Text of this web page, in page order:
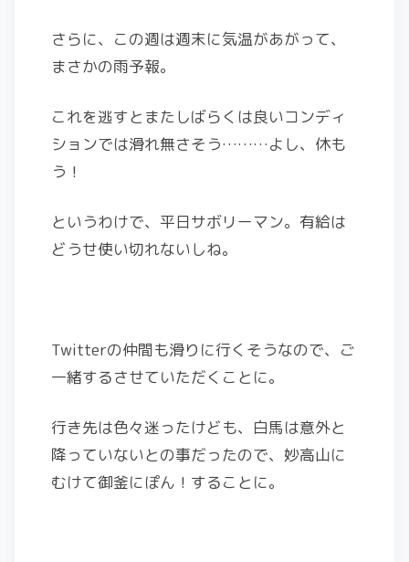
さらに、この週は週末に気温があがって、
まさかの雨予報。
これを逃すとまたしばらくは良いコンディ
ションでは滑れ無さそう………よし、休も
う！
というわけで、平日サボリーマン。有給は
どうせ使い切れないしね。
Twitterの仲間も滑りに行くそうなので、ご
一緒するさせていただくことに。
行き先は色々迷ったけども、白馬は意外と
降っていないとの事だったので、妙高山に
むけて御釜にぽん！することに。